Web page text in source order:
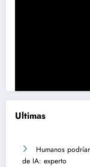
Ultimas
Humanos
de IA: experto